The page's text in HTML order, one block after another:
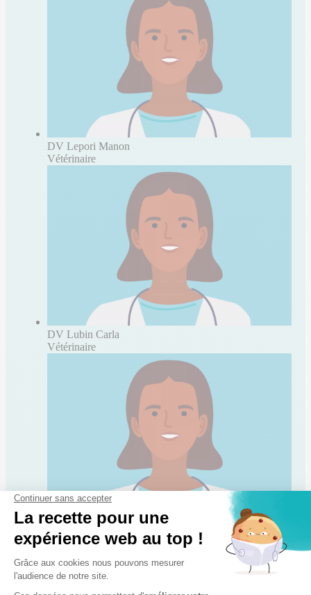
DV Lepori Manon
Vétérinaire
DV Lubin Carla
Vétérinaire
DV Mossadek Amal
Vétérinaire